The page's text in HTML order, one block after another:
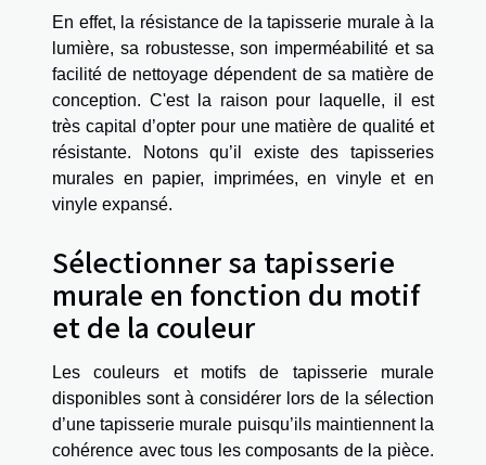
En effet, la résistance de la tapisserie murale à la
lumière, sa robustesse, son imperméabilité et sa
facilité de nettoyage dépendent de sa matière de
conception. C'est la raison pour laquelle, il est
très capital d’opter pour une matière de qualité et
résistante. Notons qu’il existe des tapisseries
murales en papier, imprimées, en vinyle et en
vinyle expansé.
Sélectionner sa tapisserie
murale en fonction du motif
et de la couleur
Les couleurs et motifs de tapisserie murale
disponibles sont à considérer lors de la sélection
d’une tapisserie murale puisqu’ils maintiennent la
cohérence avec tous les composants de la pièce.